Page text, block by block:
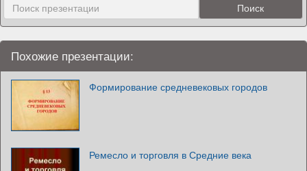
Похожие презентации:
Формирование средневековых городов
Ремесло и торговля в Средние века